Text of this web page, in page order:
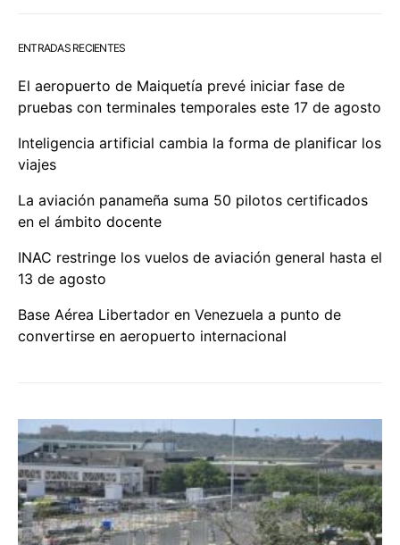
ENTRADAS RECIENTES
El aeropuerto de Maiquetía prevé iniciar fase de
pruebas con terminales temporales este 17 de agosto
Inteligencia artificial cambia la forma de planificar los
viajes
La aviación panameña suma 50 pilotos certificados
en el ámbito docente
INAC restringe los vuelos de aviación general hasta el
13 de agosto
Base Aérea Libertador en Venezuela a punto de
convertirse en aeropuerto internacional